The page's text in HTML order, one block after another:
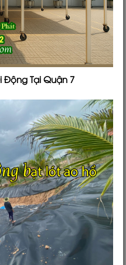
Động Tại Quận 7